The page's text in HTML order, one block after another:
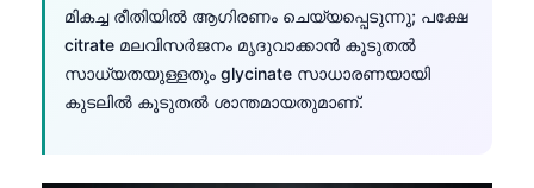
മികച്ച രീതിയിൽ ആഗിരണം ചെയ്യപ്പെടുന്നു; പക്ഷേ
citrate മലവിസർജനം മൃദുവാക്കാൻ കൂടുതൽ
സാധ്യതയുള്ളതും glycinate സാധാരണയായി
കുടലിൽ കൂടുതൽ ശാന്തമായതുമാണ്.